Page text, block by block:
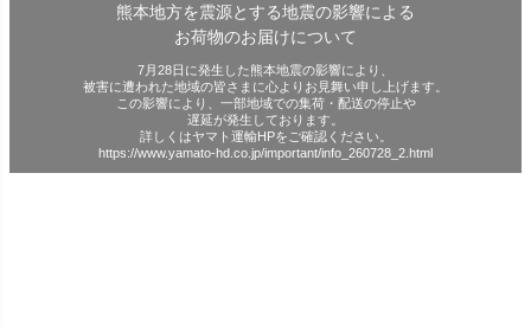
熊本地方を震源とする地震の影響による
お荷物のお届けについて
7月28日に発生した熊本地震の影響により、
被害に遭われた地域の皆さまに心よりお見舞い申し上げます。
この影響により、一部地域での集荷・配送の停止や
遅延が発生しております。
詳しくはヤマト運輸HPをご確認ください。
https://www.yamato-hd.co.jp/important/info_260728_2.html